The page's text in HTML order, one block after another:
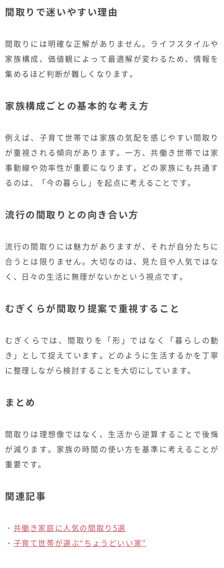
間取りで迷いやすい理由
間取りには明確な正解がありません。ライフスタイルや
家族構成、価値観によって最適解が変わるため、情報を
集めるほど判断が難しくなります。
家族構成ごとの基本的な考え方
例えば、子育て世帯では家族の気配を感じやすい間取り
が重視される傾向があります。一方、共働き世帯では家
事動線や効率性が重要になります。どの家族にも共通す
るのは、「今の暮らし」を起点に考えることです。
流行の間取りとの向き合い方
流行の間取りには魅力がありますが、それが自分たちに
合うとは限りません。大切なのは、見た目や人気ではな
く、日々の生活に無理がないかという視点です。
むぎくらが間取り提案で重視すること
むぎくらでは、間取りを「形」ではなく「暮らしの動
き」として捉えています。どのように生活するかを丁寧
に整理しながら検討することを大切にしています。
まとめ
間取りは理想像ではなく、生活から逆算することで後悔
が減ります。家族の時間の使い方を基準に考えることが
重要です。
関連記事
・ 共働き家庭に人気の間取り5選
・ 子育て世帯が選ぶ“ちょうどいい家”